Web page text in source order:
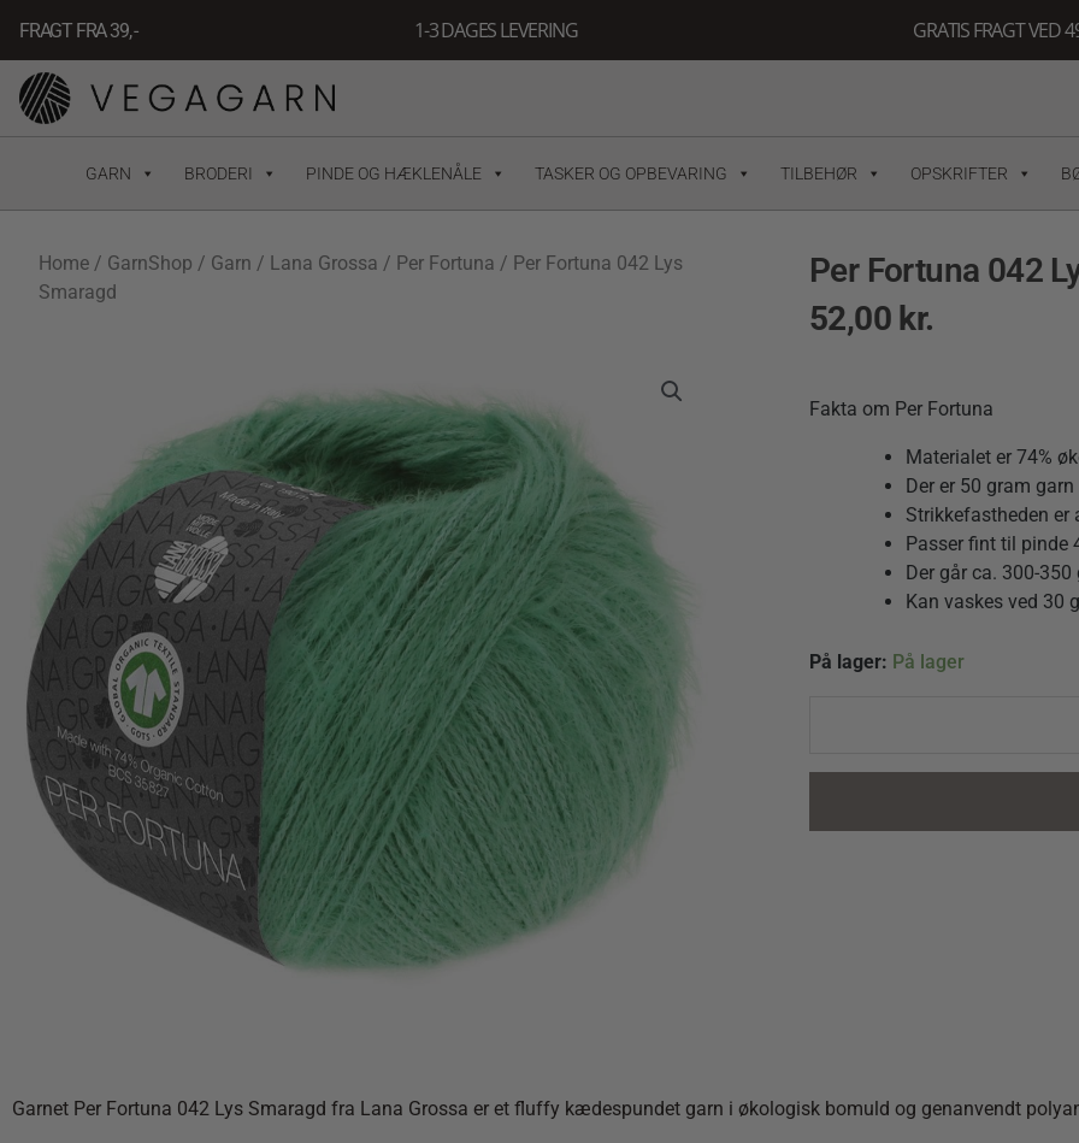
indholdet
FRAGT FRA 39, - 1-3 DAGES LEVERING GRATIS FRAGT VED
GARN BRODERI PINDE OG HÆKLENÅLE TASKER OG OPBEVARING TILBEHØR OPSKRIFTER
Home / GarnShop / Garn / Lana Grossa / Per Fortuna / Per Fortuna 042 Lys
Smaragd
Per Fortuna 042
52,00 kr.
Fakta om Per Fortuna
Materialet er 74%
Der er 50 gram
Strikkefastheden er
Passer fint til pinde
Der går ca. 300-
Kan vaskes ved 30
På lager: På lager
Per
Smaragd
Garnet Per Fortuna 042 Lys Smaragd fra Lana Grossa er et fluffy kædespundet garn i økologisk bomuld og genanvendt